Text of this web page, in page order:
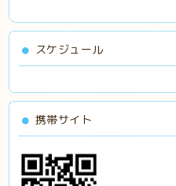
スケジュール
携帯サイト